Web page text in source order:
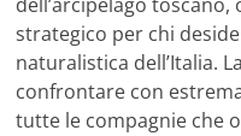
strategico per chi
naturalistica dell’Italia.
confrontare con
tutte le compagnie che